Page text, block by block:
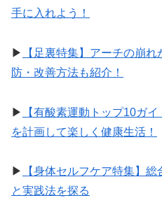
手に入れよう！
▶︎
【足裏特集】アーチの崩
防・改善方法も紹介！
▶︎
【有酸素運動トップ10ガ
を計画して楽しく健康生活！
▶︎
【身体セルフケア特集】
と実践法を探る